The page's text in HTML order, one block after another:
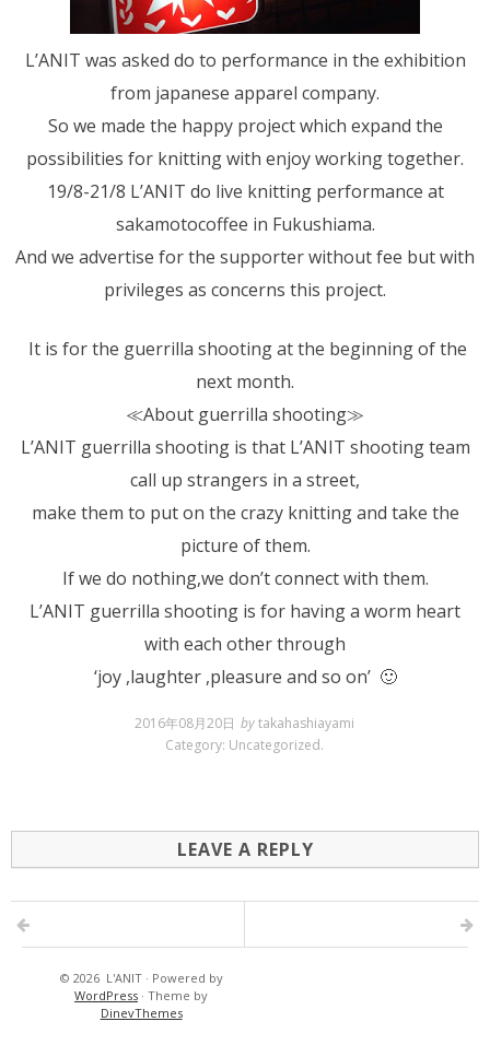
L’ANIT was asked do to performance in the exhibition
from japanese apparel company.
So we made the happy project which expand the
possibilities for knitting with enjoy working together.
19/8-21/8 L’ANIT do live knitting performance at
sakamotocoffee in Fukushiama.
And we advertise for the supporter without fee but with
privileges as concerns this project.
It is for the guerrilla shooting at the beginning of the
next month.
≪About guerrilla shooting≫
L’ANIT guerrilla shooting is that L’ANIT shooting team
call up strangers in a street,
make them to put on the crazy knitting and take the
picture of them.
If we do nothing,we don’t connect with them.
L’ANIT guerrilla shooting is for having a worm heart
with each other through
‘joy ,laughter ,pleasure and so on’ 🙂
2016年08月20日 by takahashiayami
Category: Uncategorized.
LEAVE A REPLY
© 2026 L'ANIT· Powered by
WordPress ·Theme by
DinevThemes